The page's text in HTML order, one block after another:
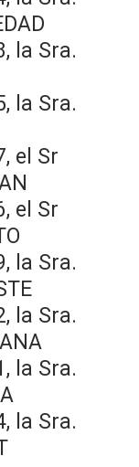
la Sra.
la Sra.
el Sr
el Sr
la Sra.
la Sra.
la Sra.
la Sra.